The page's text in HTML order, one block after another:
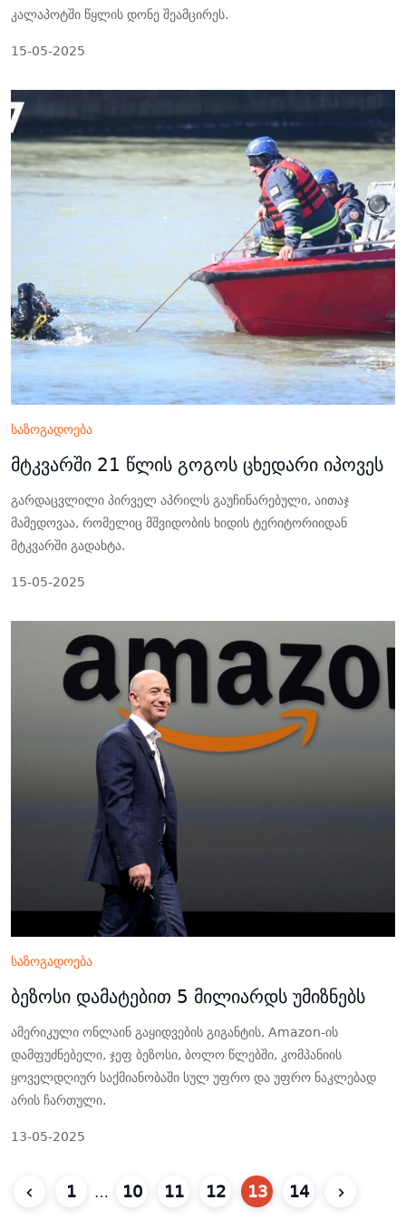
კალაპოტში წყლის დონე შეამცირეს.
15-05-2025
საზოგადოება
მტკვარში 21 წლის გოგოს ცხედარი იპოვეს
გარდაცვლილი პირველ აპრილს გაუჩინარებული, აითაჯ
მამედოვაა, რომელიც მშვიდობის ხიდის ტერიტორიიდან
მტკვარში გადახტა.
15-05-2025
საზოგადოება
ბეზოსი დამატებით 5 მილიარდს უმიზნებს
ამერიკული ონლაინ გაყიდვების გიგანტის, Amazon-ის
დამფუძნებელი, ჯეფ ბეზოსი, ბოლო წლებში, კომპანიის
ყოველდღიურ საქმიანობაში სულ უფრო და უფრო ნაკლებად
არის ჩართული.
13-05-2025
1 … 10 11 12 13 14